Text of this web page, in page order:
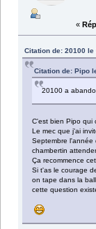
«
Citation de: 20100
Citation de: Pipo
20100 a
C'est bien Pipo qui
Le mec que j'ai
Septembre l'année
chambertin
Ça recommence
Si t'as le courage
on tape dans la
cette question